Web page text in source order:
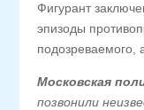
Фигурант
эпизоды
подозреваемого,
Московская
позвонили